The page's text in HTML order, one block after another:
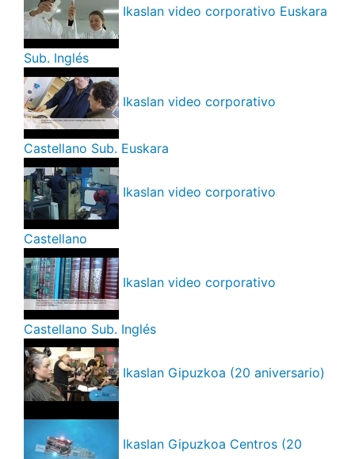
Ikaslan video corporativo Euskara
Sub. Inglés
Ikaslan video corporativo
Castellano Sub. Euskara
Ikaslan video corporativo
Castellano
Ikaslan video corporativo
Castellano Sub. Inglés
Ikaslan Gipuzkoa (20 aniversario)
Ikaslan Gipuzkoa Centros (20